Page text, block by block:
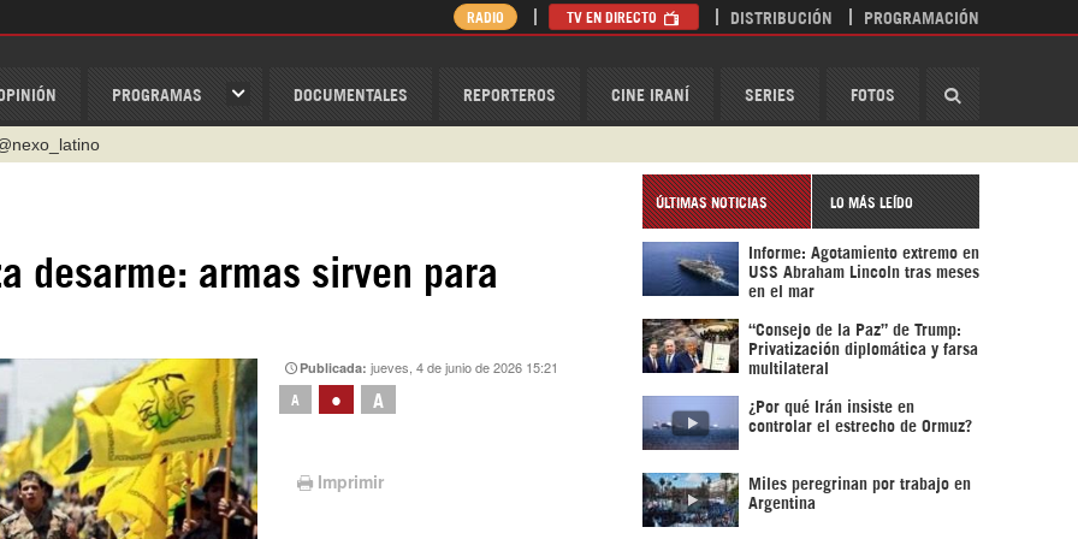
PROGRAMAS DOCUMENTALES REPORTEROS CINE IRANÍ SERIES FOTOS
RADIO TV EN DIRECTO DISTRIBUCIÓN PROGRAMACIÓN
79 29 404
desarme: armas sirven para
Publicada:jueves, 4 de junio de 2026 15:21
A • A
Imprimir
ÚLTIMAS NOTICIAS LO MÁS LEÍDO
Informe: Agotamiento extremo en
USS Abraham Lincoln tras meses
en el mar
“Consejo de la Paz” de Trump:
Privatización diplomática y farsa
multilateral
¿Por qué Irán insiste en
controlar el estrecho de Ormuz?
Miles peregrinan por trabajo en
Argentina